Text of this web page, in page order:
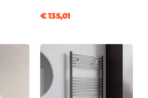
€ 135,01